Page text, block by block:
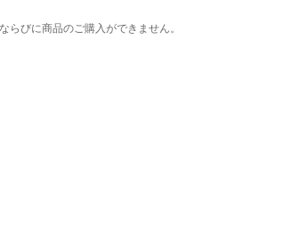
らびに商品のご購入ができません。